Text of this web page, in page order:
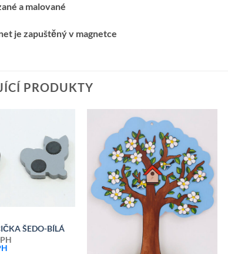
a malované
je zapuštěný v magnetce
PRODUKTY
Přidat k
oblíbeným
ŠEDO-BÍLÁ
Přidat k
oblíbeným